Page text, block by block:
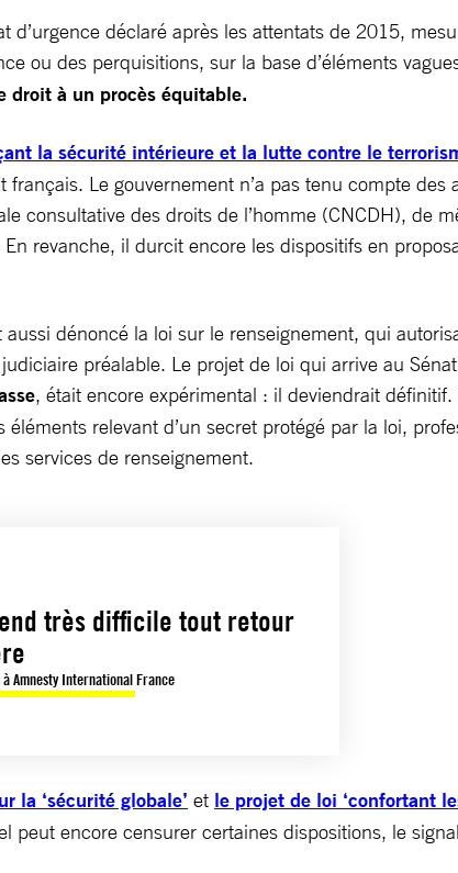
d’urgence déclaré après les attentats de 2015,
ou des perquisitions, sur la base d’éléments
droit à un procès équitable.
la sécurité intérieure et la lutte contre le
Le gouvernement n’a pas tenu compte
consultative des droits de l’homme (CNCDH), de
revanche, il durcit encore les dispositifs en
dénoncé la loi sur le renseignement, qui
préalable. Le projet de loi qui arrive au
, était encore expérimental : il deviendrait
relevant d’un secret protégé par la loi,
services de ­renseignement.
très difficile tout retour
Amnesty International France
la ‘sécurité globale’ et le projet de loi ‘confortant
peut encore censurer certaines dispositions, le